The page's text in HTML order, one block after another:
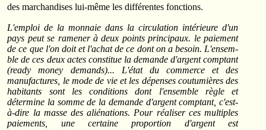
des marchandises lui-même les différentes fonctions.
L'emploi de la monnaie dans la circulation intérieure d'un
pays peut se ramener à deux points principaux. le paiement
de ce que l'on doit et l'achat de ce dont on a besoin. L'ensem­
ble de ces deux actes constitue la demande d'argent comptant
(ready money demands)... L'état du commerce et des
manufactures, le mode de vie et les dépenses coutu­mières des
ha­bi­­­tants sont les conditions dont l'ensemble règle et
détermine la somme de la demande d'argent comptant, c'est-
à-dire la masse des aliénations. Pour réa­liser ces multiples
paie­ments, une certaine proportion d'argent est